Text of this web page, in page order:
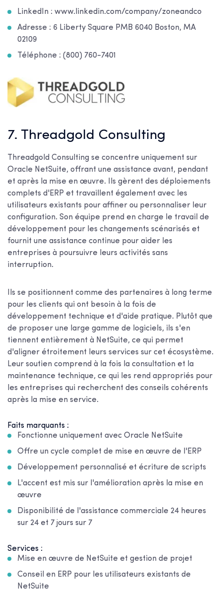
LinkedIn : www.linkedin.com/company/zoneandco
Adresse : 6 Liberty Square PMB 6040 Boston, MA
02109
Téléphone : (800) 760-7401
7. Threadgold Consulting
Threadgold Consulting se concentre uniquement sur
Oracle NetSuite, offrant une assistance avant, pendant
et après la mise en œuvre. Ils gèrent des déploiements
complets d'ERP et travaillent également avec les
utilisateurs existants pour affiner ou personnaliser leur
configuration. Son équipe prend en charge le travail de
développement pour les changements scénarisés et
fournit une assistance continue pour aider les
entreprises à poursuivre leurs activités sans
interruption.
Ils se positionnent comme des partenaires à long terme
pour les clients qui ont besoin à la fois de
développement technique et d'aide pratique. Plutôt que
de proposer une large gamme de logiciels, ils s'en
tiennent entièrement à NetSuite, ce qui permet
d'aligner étroitement leurs services sur cet écosystème.
Leur soutien comprend à la fois la consultation et la
maintenance technique, ce qui les rend appropriés pour
les entreprises qui recherchent des conseils cohérents
après la mise en service.
Faits marquants :
Fonctionne uniquement avec Oracle NetSuite
Offre un cycle complet de mise en œuvre de l'ERP
Développement personnalisé et écriture de scripts
L'accent est mis sur l'amélioration après la mise en
œuvre
Disponibilité de l'assistance commerciale 24 heures
sur 24 et 7 jours sur 7
Services :
Mise en œuvre de NetSuite et gestion de projet
Conseil en ERP pour les utilisateurs existants de
NetSuite